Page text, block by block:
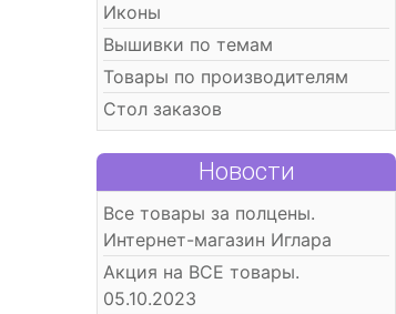
Иконы
Вышивки по темам
Товары по производителям
Стол заказов
Новости
Все товары за полцены.
Интернет-магазин Иглара
Акция на ВСЕ товары.
05.10.2023